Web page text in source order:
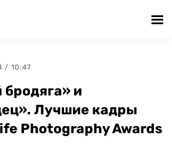
/ 10:47
и
Лучшие кадры
Photography Awards